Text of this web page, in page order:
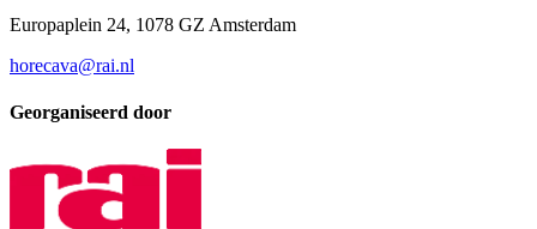
Europaplein 24, 1078 GZ Amsterdam
horecava@rai.nl
Georganiseerd door